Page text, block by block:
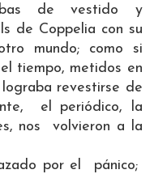
de vestido y
de Coppelia con su
mundo; como si
tiempo, metidos en
revestirse de
el periódico, la
nos volvieron a la
por el pánico;